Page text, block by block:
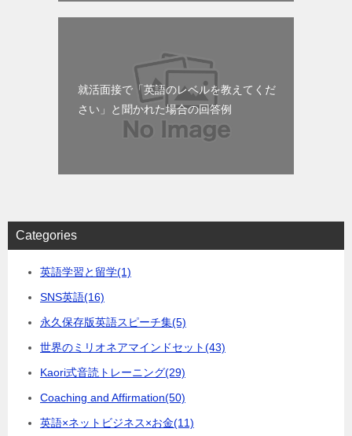
就活面接で「英語のレベルを教えてくだ
さい」と聞かれた場合の回答例
Categories
英語学習と留学(1)
SNS英語(16)
永久保存版英語スピーチ集(5)
世界のミリオネアマインドセット(43)
Kaori式音読トレーニング(29)
Coaching and Affirmation(50)
英語×ネットビジネス×お金(11)